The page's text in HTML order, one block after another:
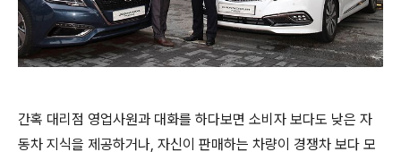
간혹 대리점 영업사원과 대화를 하다보면 소비자 보다도 낮은 자
동차 지식을 제공하거나, 자신이 판매하는 차량이 경쟁차 보다 모